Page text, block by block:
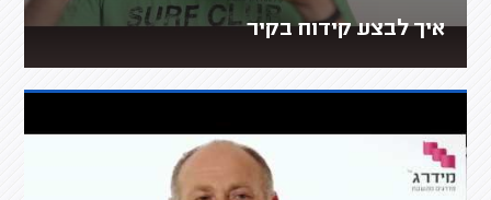
איך לבצע קידוח בקיר